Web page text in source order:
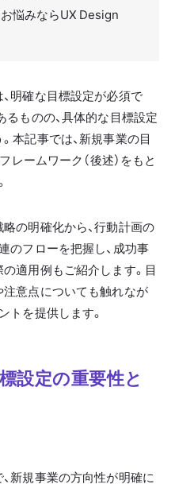
悩みならUX Design
明確な目標設定が必須で
るものの、具体的な目標設定
本記事では、新規事業の目
レームワーク（後述）をもと
の明確化から、行動計画の
のフローを把握し、成功事
適用例もご紹介します。目
意点についても触れなが
トを提供します。
設定の重要性と
新規事業の方向性が明確に